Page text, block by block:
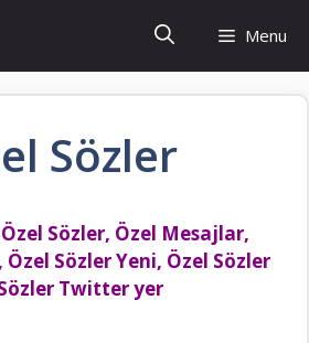
Menu
Sözler
Sözler, Özel Mesajlar,
Özel Sözler Yeni, Özel Sözler
Twitter yer